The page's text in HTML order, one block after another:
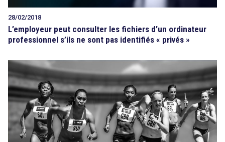
28/02/2018
L’employeur peut consulter les fichiers d’un ordinateur
professionnel s’ils ne sont pas identifiés « privés »